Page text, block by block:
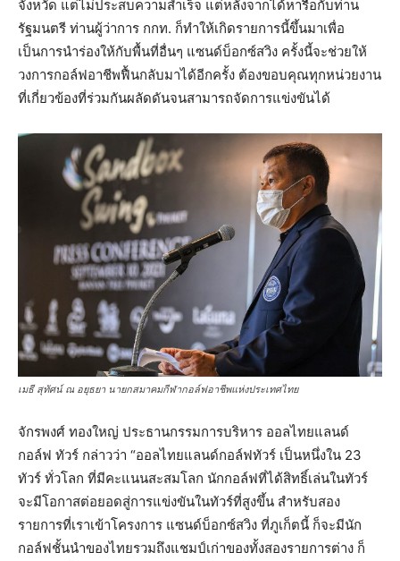
จังหวัด แต่ไม่ประสบความสำเร็จ แต่หลังจากได้หารือกับท่าน
รัฐมนตรี ท่านผู้ว่าการ กกท. ก็ทำให้เกิดรายการนี้ขึ้นมาเพื่อ
เป็นการนำร่องให้กับพื้นที่อื่นๆ แซนด์บ็อกซ์สวิง ครั้งนี้จะช่วยให้
วงการกอล์ฟอาชีพฟื้นกลับมาได้อีกครั้ง ต้องขอบคุณทุกหน่วยงาน
ที่เกี่ยวข้องที่ร่วมกันผลัดดันจนสามารถจัดการแข่งขันได้
เมธี สุทัศน์ ณ อยุธยา นายกสมาคมกีฬากอล์ฟอาชีพแห่งประเทศไทย
จักรพงศ์ ทองใหญ่ ประธานกรรมการบริหาร ออลไทยแลนด์
กอล์ฟ ทัวร์ กล่าวว่า “ออลไทยแลนด์กอล์ฟทัวร์ เป็นหนึ่งใน 23
ทัวร์ ทั่วโลก ที่มีคะแนนสะสมโลก นักกอล์ฟที่ได้สิทธิ์เล่นในทัวร์
จะมีโอกาสต่อยอดสู่การแข่งขันในทัวร์ที่สูงขึ้น สำหรับสอง
รายการที่เราเข้าโครงการ แซนด์บ็อกซ์สวิง ที่ภูเก็ตนี้ ก็จะมีนัก
กอล์ฟชั้นนำของไทยรวมถึงแชมป์เก่าของทั้งสองรายการต่าง ก็